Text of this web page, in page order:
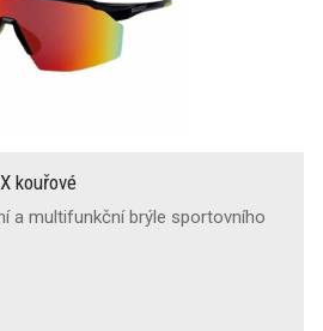
kouřové
a multifunkční brýle sportovního